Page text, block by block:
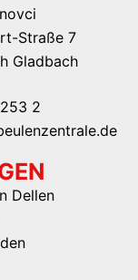
Straße 7
Gladbach
2
Dellen